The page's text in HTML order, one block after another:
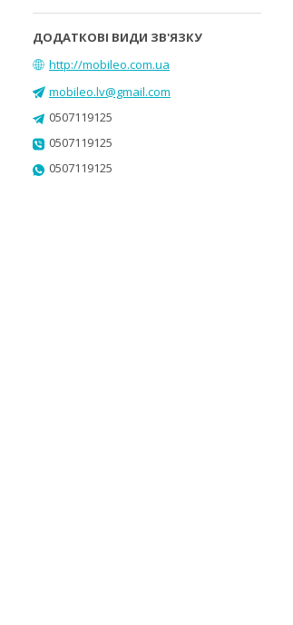
http://mobileo.com.ua
mobileo.lv@gmail.com
0507119125
0507119125
0507119125